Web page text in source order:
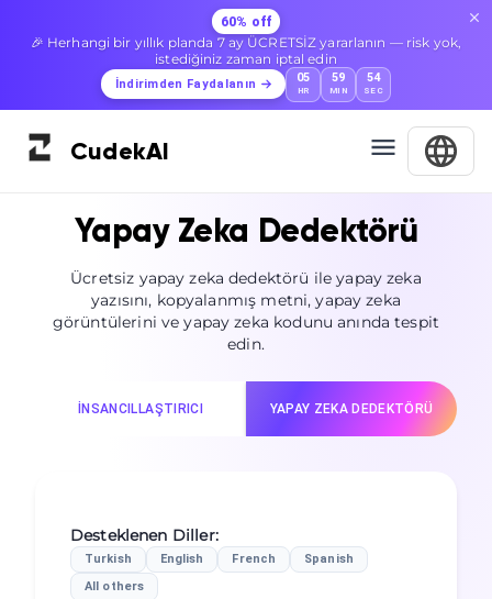
60% off
🎉 Herhangi bir yıllık planda 7 ay ÜCRETSİZ yararlanın — risk yok,
istediğiniz zaman iptal edin
İndirimden Faydalanın 05
HR
59
MIN
52
SEC
CudekAI
Yapay Zeka Dedektörü
Ücretsiz yapay zeka dedektörü ile yapay zeka
yazısını, kopyalanmış metni, yapay zeka
görüntülerini ve yapay zeka kodunu anında tespit
edin.
İNSANCILLAŞTIRICI YAPAY ZEKA DEDEKTÖRÜ
Desteklenen Diller:
Turkish English French
Spanish
All others